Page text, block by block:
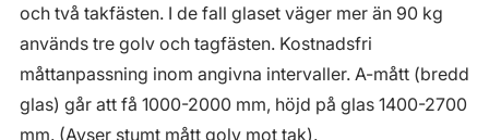
och två takfästen. I de fall glaset väger mer än 90 kg
används tre golv och tagfästen. Kostnadsfri
måttanpassning inom angivna intervaller. A-mått (bredd
glas) går att få 1000-2000 mm, höjd på glas 1400-2700
mm. (Avser stumt mått golv mot tak).